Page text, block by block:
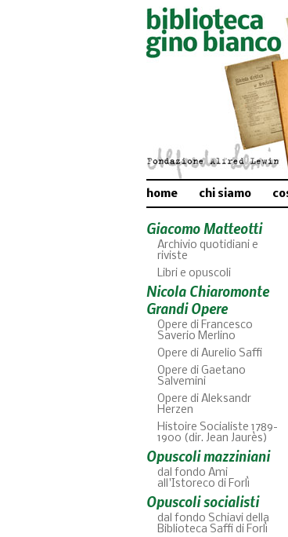
home chi siamo
Giacomo Matteotti
Archivio quotidiani e
riviste
Libri e opuscoli
Nicola Chiaromonte
Grandi Opere
Opere di Francesco
Saverio Merlino
Opere di Aurelio Saffi
Opere di Gaetano
Salvemini
Opere di Aleksandr
Herzen
Histoire Socialiste 1789-
1900 (dir. Jean Jaurès)
Opuscoli mazziniani
dal fondo Ami
all'Istoreco di Forlì
Opuscoli socialisti
dal fondo Schiavi della
Biblioteca Saffi di Forlì